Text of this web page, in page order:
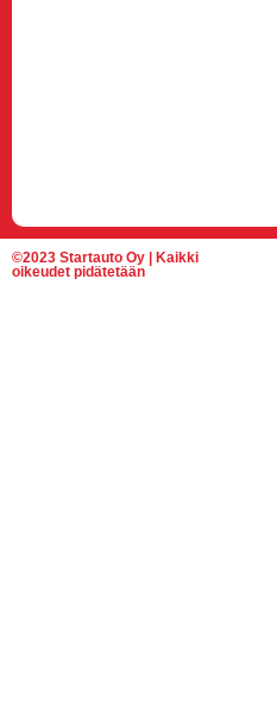
©2023 Startauto Oy | Kaikki
oikeudet pidätetään